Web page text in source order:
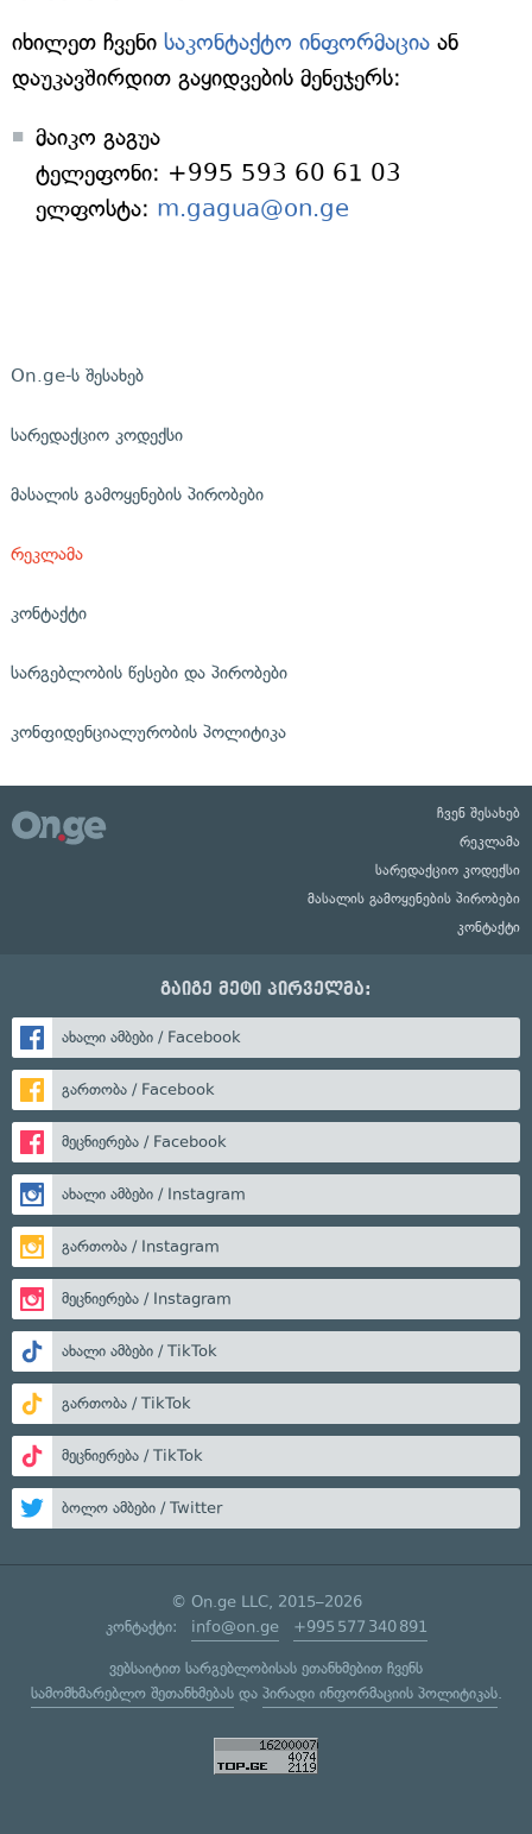
იხილეთ ჩვენი საკონტაქტო ინფორმაცია ან
დაუკავშირდით გაყიდვების მენეჯერს:
მაიკო გაგუა
ტელეფონი: +995 593 60 61 03
ელფოსტა: m.gagua@on.ge
On.ge-ს შესახებ
სარედაქციო კოდექსი
მასალის გამოყენების პირობები
რეკლამა
კონტაქტი
სარგებლობის წესები და პირობები
კონფიდენციალურობის პოლიტიკა
ჩვენ შესახებ
რეკლამა
სარედაქციო კოდექსი
მასალის გამოყენების პირობები
კონტაქტი
გაიგე მეტი პირველმა:
ახალი ამბები / Facebook
გართობა / Facebook
მეცნიერება / Facebook
ახალი ამბები / Instagram
გართობა / Instagram
მეცნიერება / Instagram
ახალი ამბები / TikTok
გართობა / TikTok
მეცნიერება / TikTok
ბოლო ამბები / Twitter
© On.ge LLC, 2015–2026
კონტაქტი: info@on.ge +995 577 340 891
ვებსაიტით სარგებლობისას ეთანხმებით ჩვენს
სამომხმარებლო შეთანხმებასდა პირადი ინფორმაციის პოლიტიკას.